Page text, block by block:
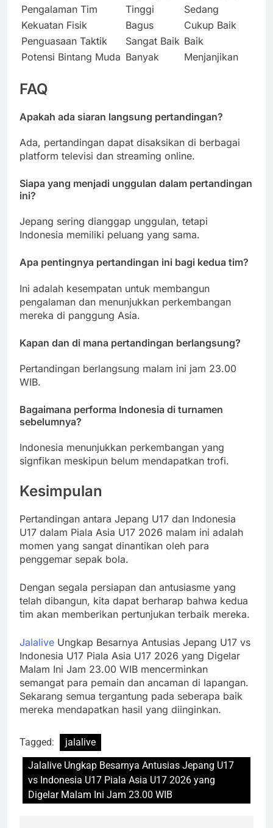
Pengalaman Tim
Tinggi
Sedang
Kekuatan Fisik
Bagus
Cukup Baik
Penguasaan Taktik
Sangat Baik Baik
Potensi Bintang Muda Banyak Menjanjikan
FAQ
Apakah ada siaran langsung pertandingan?
Ada, pertandingan dapat disaksikan di berbagai
platform televisi dan streaming online.
Siapa yang menjadi unggulan dalam pertandingan
ini?
Jepang sering dianggap unggulan, tetapi
Indonesia memiliki peluang yang sama.
Apa pentingnya pertandingan ini bagi kedua tim?
Ini adalah kesempatan untuk membangun
pengalaman dan menunjukkan perkembangan
mereka di panggung Asia.
Kapan dan di mana pertandingan berlangsung?
Pertandingan berlangsung malam ini jam 23.00
WIB.
Bagaimana performa Indonesia di turnamen
sebelumnya?
Indonesia menunjukkan perkembangan yang
signfikan meskipun belum mendapatkan trofi.
Kesimpulan
Pertandingan antara Jepang U17 dan Indonesia
U17 dalam Piala Asia U17 2026 malam ini adalah
momen yang sangat dinantikan oleh para
penggemar sepak bola.
Dengan segala persiapan dan antusiasme yang
telah dibangun, kita dapat berharap bahwa kedua
tim akan memberikan pertunjukan terbaik mereka.
Jalalive Ungkap Besarnya Antusias Jepang U17 vs
Indonesia U17 Piala Asia U17 2026 yang Digelar
Malam Ini Jam 23.00 WIB mencerminkan
semangat para pemain dan ancaman di lapangan.
Sekarang semua tergantung pada seberapa baik
mereka mendapatkan hasil yang diinginkan.
Tagged:
jalalive
Jalalive Ungkap Besarnya Antusias Jepang U17
vs Indonesia U17 Piala Asia U17 2026 yang
Digelar Malam Ini Jam 23.00 WIB